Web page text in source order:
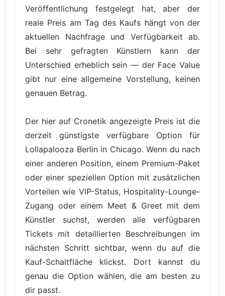
Veröffentlichung festgelegt hat, aber der
reale Preis am Tag des Kaufs hängt von der
aktuellen Nachfrage und Verfügbarkeit ab.
Bei sehr gefragten Künstlern kann der
Unterschied erheblich sein — der Face Value
gibt nur eine allgemeine Vorstellung, keinen
genauen Betrag.
Der hier auf Cronetik angezeigte Preis ist die
derzeit günstigste verfügbare Option für
Lollapalooza Berlin in Chicago. Wenn du nach
einer anderen Position, einem Premium-Paket
oder einer speziellen Option mit zusätzlichen
Vorteilen wie VIP-Status, Hospitality-Lounge-
Zugang oder einem Meet & Greet mit dem
Künstler suchst, werden alle verfügbaren
Tickets mit detaillierten Beschreibungen im
nächsten Schritt sichtbar, wenn du auf die
Kauf-Schaltfläche klickst. Dort kannst du
genau die Option wählen, die am besten zu
dir passt.